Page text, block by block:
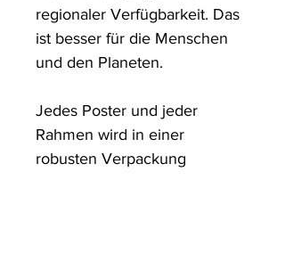
regionaler Verfügbarkeit. Das
ist besser für die Menschen
und den Planeten.
Jedes Poster und jeder
Rahmen wird in einer
robusten Verpackung